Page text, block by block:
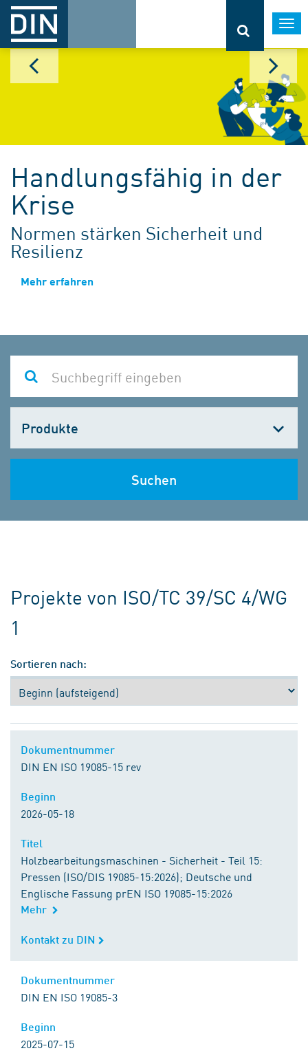
Handlungsfähig in der
Krise
Normen stärken Sicherheit und
Resilienz
Mehr erfahren
wählen
Suchen
Projekte von ISO/TC 39/SC 4/WG
1
Sortieren nach:
Dokumentnummer
DIN EN ISO 19085-15 rev
Beginn
2026-05-18
Titel
Holzbearbeitungsmaschinen - Sicherheit - Teil 15:
Pressen (ISO/DIS 19085-15:2026); Deutsche und
Englische Fassung prEN ISO 19085-15:2026
Mehr
Kontakt zu DIN
Kontakt zu DIN
Dokumentnummer
DIN EN ISO 19085-3
Beginn
2025-07-15